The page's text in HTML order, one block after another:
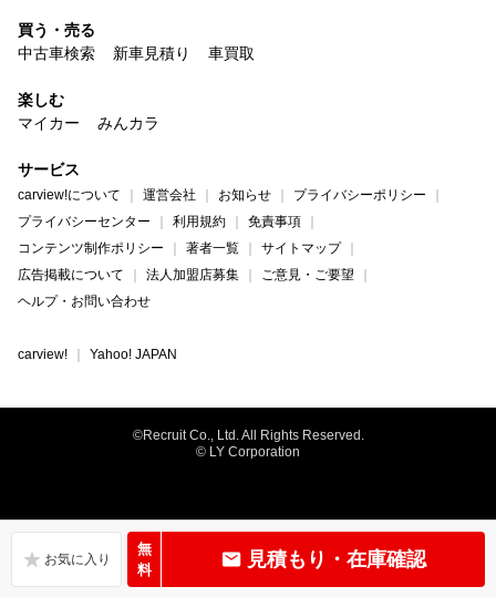
無
料
見積もり・在庫確認
買う・売る
中古車検索
新車見積り 車買取
楽しむ
マイカー
みんカラ
サービス
carview!について 運営会社 お知らせ
プライバシーポリシー
プライバシーセンター
利用規約
免責事項
コンテンツ制作ポリシー
著者一覧
サイトマップ
広告掲載について
法人加盟店募集
ご意見・ご要望
ヘルプ・お問い合わせ
carview! Yahoo! JAPAN
©Recruit Co., Ltd. All Rights Reserved.
© LY Corporation